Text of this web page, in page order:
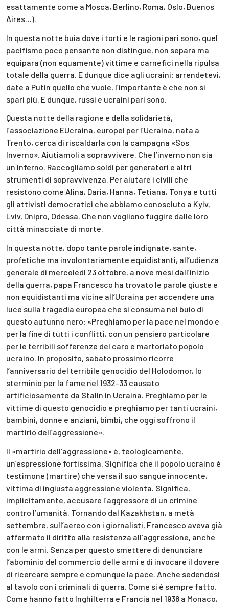
esattamente come a Mosca, Berlino, Roma, Oslo, Buenos
Aires…).
In questa notte buia dove i torti e le ragioni pari sono, quel
pacifismo poco pensante non distingue, non separa ma
equipara (non equamente) vittime e carnefici nella ripulsa
totale della guerra. E dunque dice agli ucraini: arrendetevi,
date a Putin quello che vuole, l’importante è che non si
spari più. E dunque, russi e ucraini pari sono.
Questa notte della ragione e della solidarietà,
l’associazione EUcraina, europei per l’Ucraina, nata a
Trento, cerca di riscaldarla con la campagna «Sos
Inverno». Aiutiamoli a sopravvivere. Che l’inverno non sia
un inferno. Raccogliamo soldi per generatori e altri
strumenti di sopravvivenza. Per aiutare i civili che
resistono come Alina, Daria, Hanna, Tetiana, Tonya e tutti
gli attivisti democratici che abbiamo conosciuto a Kyiv,
Lviv, Dnipro, Odessa. Che non vogliono fuggire dalle loro
città minacciate di morte.
In questa notte, dopo tante parole indignate, sante,
profetiche ma involontariamente equidistanti, all’udienza
generale di mercoledì 23 ottobre, a nove mesi dall’inizio
della guerra, papa Francesco ha trovato le parole giuste e
non equidistanti ma vicine all’Ucraina per accendere una
luce sulla tragedia europea che si consuma nel buio di
questo autunno nero: «Preghiamo per la pace nel mondo e
per la fine di tutti i conflitti, con un pensiero particolare
per le terribili sofferenze del caro e martoriato popolo
ucraino. In proposito, sabato prossimo ricorre
l’anniversario del terribile genocidio del Holodomor, lo
sterminio per la fame nel 1932-33 causato
artificiosamente da Stalin in Ucraina. Preghiamo per le
vittime di questo genocidio e preghiamo per tanti ucraini,
bambini, donne e anziani, bimbi, che oggi soffrono il
martirio dell’aggressione».
Il «martirio dell’aggressione» è, teologicamente,
un’espressione fortissima. Significa che il popolo ucraino è
testimone (martire) che versa il suo sangue innocente,
vittima di ingiusta aggressione violenta. Significa,
implicitamente, accusare l’aggressore di un crimine
contro l’umanità. Tornando dal Kazakhstan, a metà
settembre, sull’aereo con i giornalisti, Francesco aveva già
affermato il diritto alla resistenza all’aggressione, anche
con le armi. Senza per questo smettere di denunciare
l’abominio del commercio delle armi e di invocare il dovere
di ricercare sempre e comunque la pace. Anche sedendosi
al tavolo con i criminali di guerra. Come si è sempre fatto.
Come hanno fatto Inghilterra e Francia nel 1938 a Monaco,